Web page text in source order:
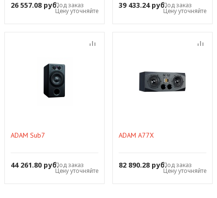
26 557.08 руб.Под заказ
Цену уточняйте
39 433.24 руб.Под заказ
Цену уточняйте
ADAM Sub7
44 261.80 руб.Под заказ
Цену уточняйте
ADAM A77X
82 890.28 руб.Под заказ
Цену уточняйте